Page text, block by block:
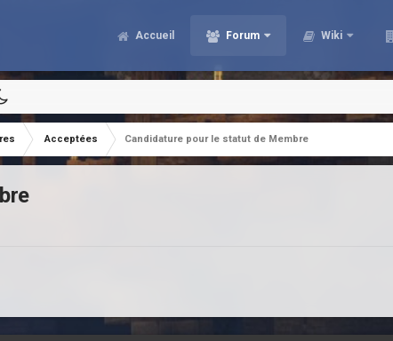
Accueil Forum Wiki
Acceptées
Candidature pour le statut de Membre